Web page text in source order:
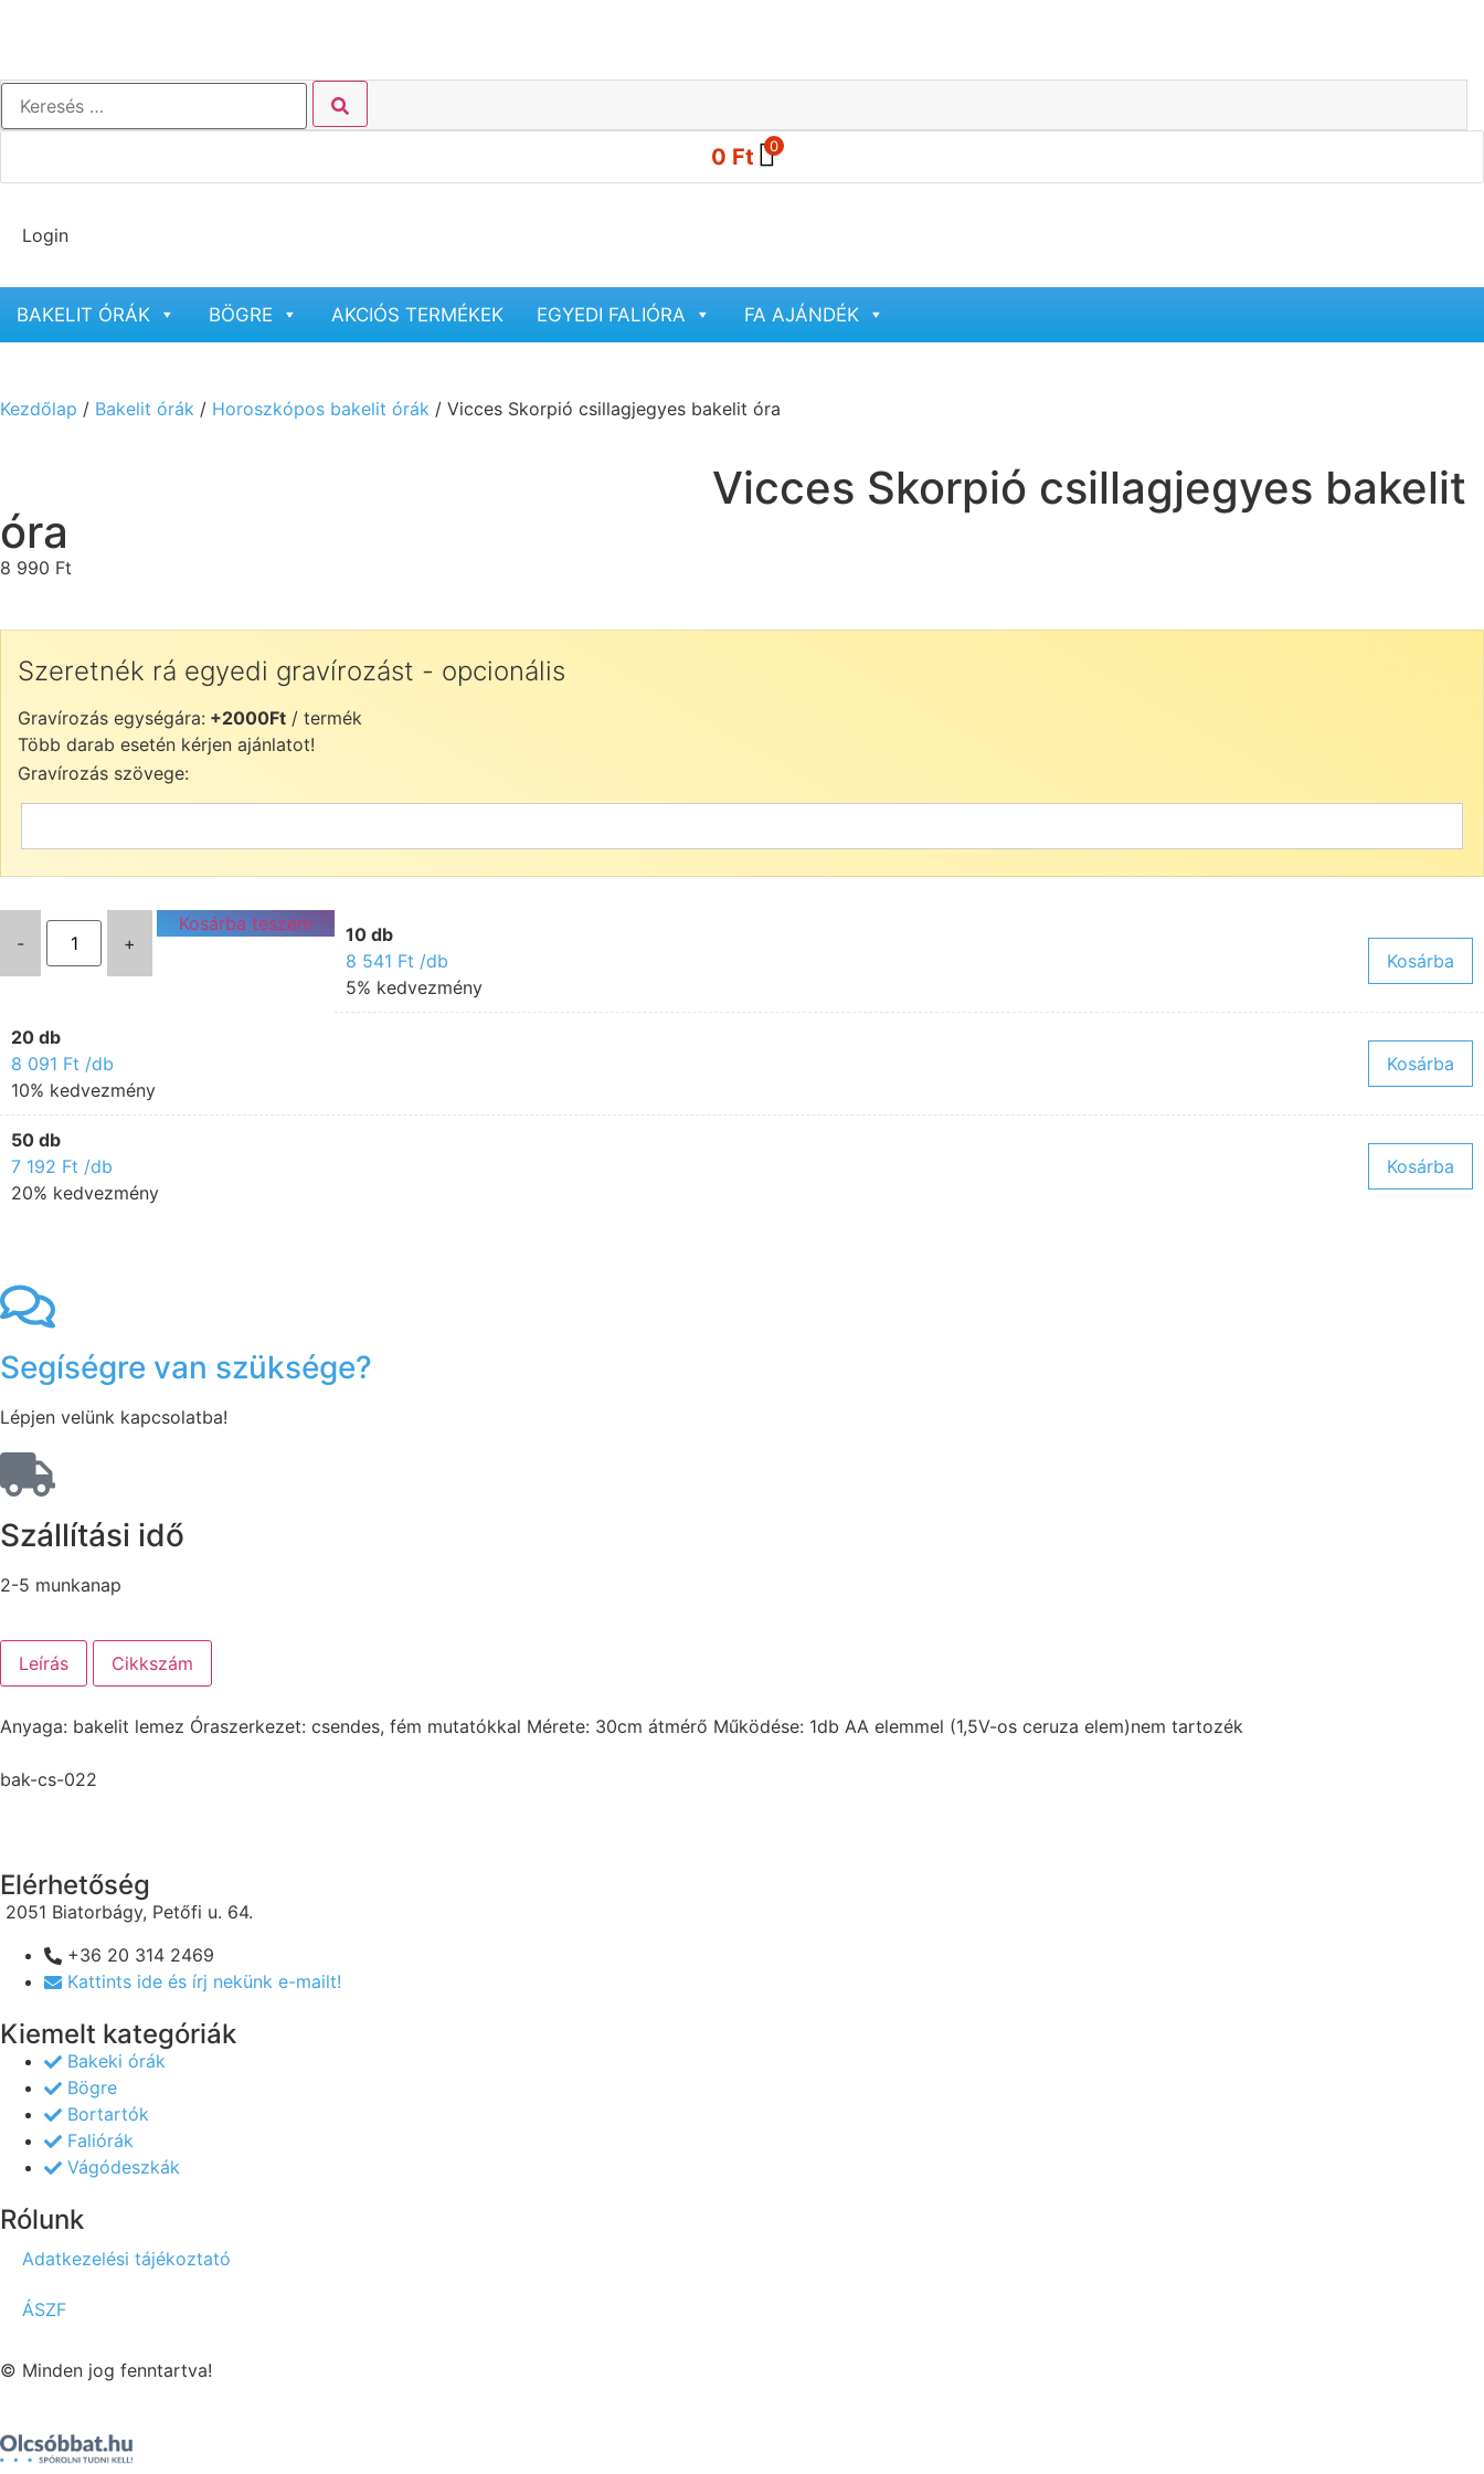
0 Ft 0
Login
BAKELIT ÓRÁK BÖGRE AKCIÓS TERMÉKEK EGYEDI FALIÓRA FA AJÁNDÉK
Kezdőlap / Bakelit órák / Horoszkópos bakelit órák / Vicces Skorpió csillagjegyes bakelit óra
Vicces Skorpió csillagjegyes bakelit
óra
8 990 Ft
Szeretnék rá egyedi gravírozást - opcionális
Gravírozás egységára: +2000Ft / termék
Több darab esetén kérjen ajánlatot!
Gravírozás szövege:
- +
Kosárba teszem
10 db
8 541 Ft /db
5% kedvezmény
Kosárba
20 db
8 091 Ft /db
10% kedvezmény
Kosárba
50 db
7 192 Ft /db
20% kedvezmény
Kosárba
Segíségre van szüksége?
Lépjen velünk kapcsolatba!
Szállítási idő
2-5 munkanap
Leírás Cikkszám
Anyaga: bakelit lemez Óraszerkezet: csendes, fém mutatókkal Mérete: 30cm átmérő Működése: 1db AA elemmel (1,5V-os ceruza elem)nem tartozék
bak-cs-022
Elérhetőség
2051 Biatorbágy, Petőfi u. 64.
+36 20 314 2469
Kattints ide és írj nekünk e-mailt!
Kiemelt kategóriák
Bakeki órák
Bögre
Bortartók
Faliórák
Vágódeszkák
Rólunk
Adatkezelési tájékoztató
ÁSZF
© Minden jog fenntartva!